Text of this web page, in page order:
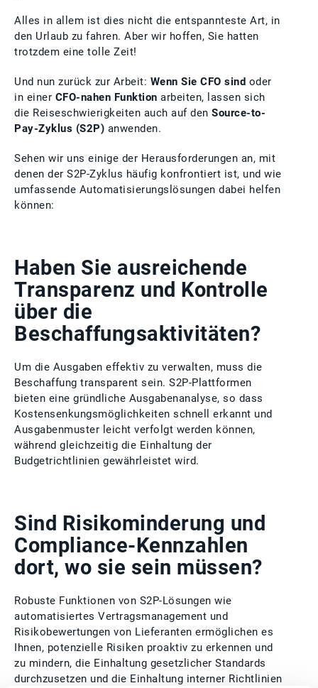
Alles in allem ist dies nicht die entspannteste Art, in
den Urlaub zu fahren. Aber wir hoffen, Sie hatten
trotzdem eine tolle Zeit!
Und nun zurück zur Arbeit: Wenn Sie CFO sind oder
in einer CFO-nahen Funktion arbeiten, lassen sich
die Reiseschwierigkeiten auch auf den Source-to-
Pay-Zyklus (S2P) anwenden.
Sehen wir uns einige der Herausforderungen an, mit
denen der S2P-Zyklus häufig konfrontiert ist, und wie
umfassende Automatisierungslösungen dabei helfen
können:
Haben Sie ausreichende
Transparenz und Kontrolle
über die
Beschaffungsaktivitäten?
Um die Ausgaben effektiv zu verwalten, muss die
Beschaffung transparent sein. S2P-Plattformen
bieten eine gründliche Ausgabenanalyse, so dass
Kostensenkungsmöglichkeiten schnell erkannt und
Ausgabenmuster leicht verfolgt werden können,
während gleichzeitig die Einhaltung der
Budgetrichtlinien gewährleistet wird.
Sind Risikominderung und
Compliance-Kennzahlen
dort, wo sie sein müssen?
Robuste Funktionen von S2P-Lösungen wie
automatisiertes Vertragsmanagement und
Risikobewertungen von Lieferanten ermöglichen es
Ihnen, potenzielle Risiken proaktiv zu erkennen und
zu mindern, die Einhaltung gesetzlicher Standards
durchzusetzen und die Einhaltung interner Richtlinien